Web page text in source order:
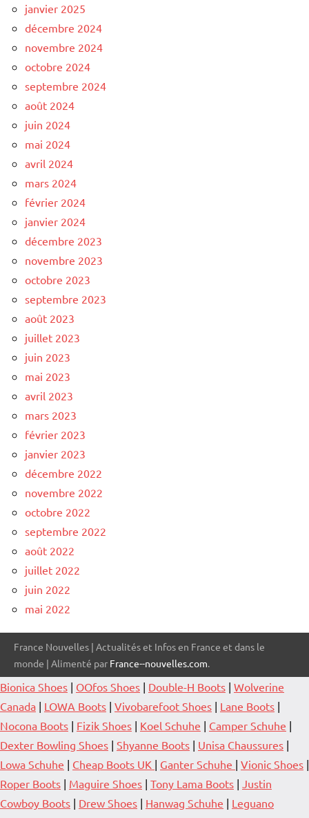
janvier 2025
décembre 2024
novembre 2024
octobre 2024
septembre 2024
août 2024
juin 2024
mai 2024
avril 2024
mars 2024
février 2024
janvier 2024
décembre 2023
novembre 2023
octobre 2023
septembre 2023
août 2023
juillet 2023
juin 2023
mai 2023
avril 2023
mars 2023
février 2023
janvier 2023
décembre 2022
novembre 2022
octobre 2022
septembre 2022
août 2022
juillet 2022
juin 2022
mai 2022
France Nouvelles | Actualités et Infos en France et dans le
monde | Alimenté par France--nouvelles.com.
Bionica Shoes | OOfos Shoes | Double-H Boots | Wolverine
Canada | LOWA Boots | Vivobarefoot Shoes | Lane Boots |
Nocona Boots | Fizik Shoes | Koel Schuhe | Camper Schuhe |
Dexter Bowling Shoes | Shyanne Boots | Unisa Chaussures |
Lowa Schuhe | Cheap Boots UK | Ganter Schuhe | Vionic Shoes |
Roper Boots | Maguire Shoes | Tony Lama Boots | Justin
Cowboy Boots | Drew Shoes | Hanwag Schuhe | Leguano